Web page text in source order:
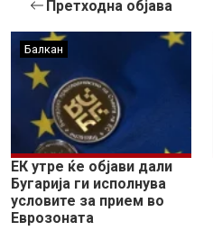
Претходна објава
Балкан
ЕК утре ќе објави дали
Бугарија ги исполнува
условите за прием во
Еврозоната